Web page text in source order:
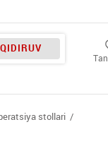
QIDIRUV
stollari